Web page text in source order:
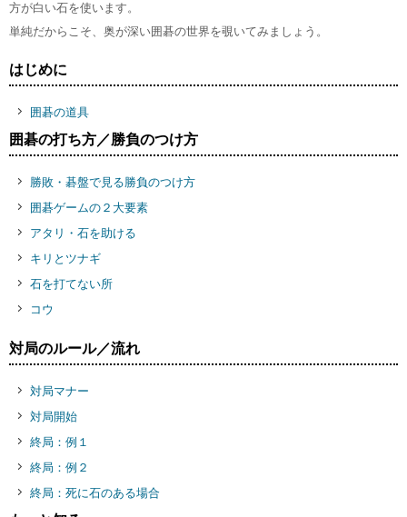
方が白い石を使います。
単純だからこそ、奥が深い囲碁の世界を覗いてみましょう。
はじめに
囲碁の道具
囲碁の打ち方／勝負のつけ方
勝敗・碁盤で見る勝負のつけ方
囲碁ゲームの２大要素
アタリ・石を助ける
キリとツナギ
石を打てない所
コウ
対局のルール／流れ
対局マナー
対局開始
終局：例１
終局：例２
終局：死に石のある場合